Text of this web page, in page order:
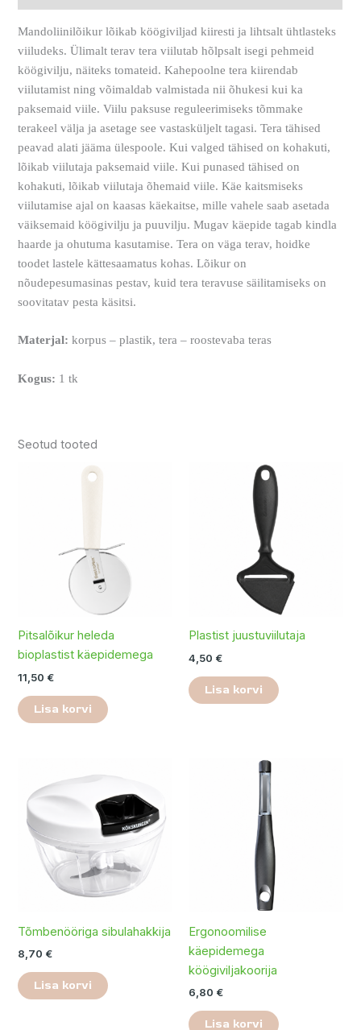
Mandoliinilõikur lõikab köögiviljad kiiresti ja lihtsalt ühtlasteks
viiludeks. Ülimalt terav tera viilutab hõlpsalt isegi pehmeid
köögivilju, näiteks tomateid. Kahepoolne tera kiirendab
viilutamist ning võimaldab valmistada nii õhukesi kui ka
paksemaid viile.Viilu paksuse reguleerimiseks tõmmake
terakeel välja ja asetage see vastasküljelt tagasi. Tera tähised
peavad alati jääma ülespoole. Kui valged tähised on kohakuti,
lõikab viilutaja paksemaid viile. Kui punased tähised on
kohakuti, lõikab viilutaja õhemaid viile.Käe kaitsmiseks
viilutamise ajal on kaasas käekaitse, mille vahele saab asetada
väiksemaid köögivilju ja puuvilju. Mugav käepide tagab kindla
haarde ja ohutuma kasutamise. Tera on väga terav, hoidke
toodet lastele kättesaamatus kohas.Lõikur on
nõudepesumasinas pestav, kuid tera teravuse säilitamiseks on
soovitatav pesta käsitsi.
Materjal: korpus – plastik, tera – roostevaba teras
Kogus: 1 tk
Seotud tooted
Pitsalõikur heleda
bioplastist käepidemega
11,50 €
Lisa korvi
Plastist juustuviilutaja
4,50 €
Lisa korvi
Tõmbenööriga sibulahakkija
8,70 €
Lisa korvi
Ergonoomilise
käepidemega
köögiviljakoorija
6,80 €
Lisa korvi